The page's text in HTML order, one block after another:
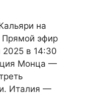
на
эфир
в 14:30
Монца —
Италия —